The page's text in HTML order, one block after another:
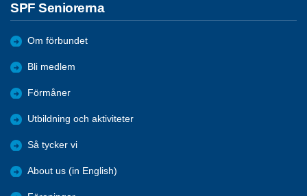
SPF Seniorerna
Om förbundet
Bli medlem
Förmåner
Utbildning och aktiviteter
Så tycker vi
About us (in English)